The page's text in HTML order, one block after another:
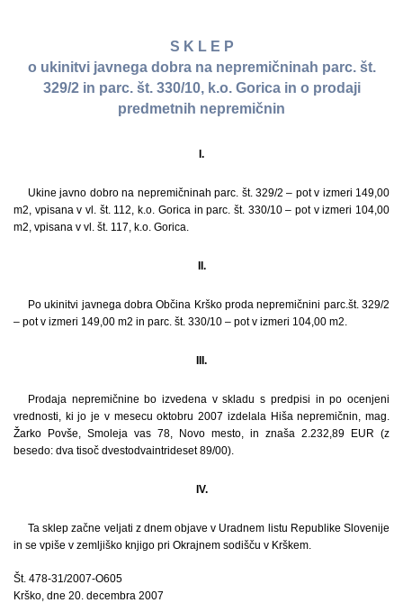
S K L E P
o ukinitvi javnega dobra na nepremičninah parc. št.
329/2 in parc. št. 330/10, k.o. Gorica in o prodaji
predmetnih nepremičnin
I.
Ukine javno dobro na nepremičninah parc. št. 329/2 – pot v izmeri 149,00
m2, vpisana v vl. št. 112, k.o. Gorica in parc. št. 330/10 – pot v izmeri 104,00
m2, vpisana v vl. št. 117, k.o. Gorica.
II.
Po ukinitvi javnega dobra Občina Krško proda nepremičnini parc.št. 329/2
– pot v izmeri 149,00 m2 in parc. št. 330/10 – pot v izmeri 104,00 m2.
III.
Prodaja nepremičnine bo izvedena v skladu s predpisi in po ocenjeni
vrednosti, ki jo je v mesecu oktobru 2007 izdelala Hiša nepremičnin, mag.
Žarko Povše, Smoleja vas 78, Novo mesto, in znaša 2.232,89 EUR (z
besedo: dva tisoč dvestodvaintrideset 89/00).
IV.
Ta sklep začne veljati z dnem objave v Uradnem listu Republike Slovenije
in se vpiše v zemljiško knjigo pri Okrajnem sodišču v Krškem.
Št. 478-31/2007-O605
Krško, dne 20. decembra 2007